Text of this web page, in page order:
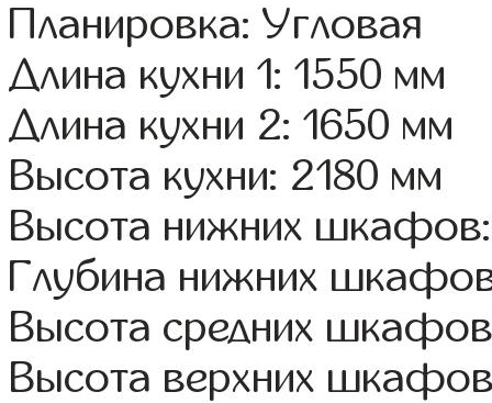
Планировка: Угловая
Длина кухни 1: 1550 мм
Длина кухни 2: 1650 мм
Высота кухни: 2180 мм
Высота нижних
Глубина нижних
Высота средних
Высота верхних